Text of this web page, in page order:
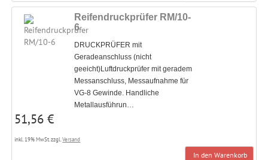
Reifendruckprüfer RM/10-
6
DRUCKPRÜFER mit
Geradeanschluss (nicht
geeicht)Luftdruckprüfer mit geradem
Messanschluss, Messaufnahme für
VG-8 Gewinde. Handliche
Metallausführun…
51,56 €
inkl. 19% MwSt. zzgl.Versand
In den Warenkorb